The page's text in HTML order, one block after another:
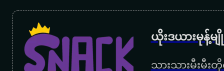
ယိုးဒယားမုန့်
သားသားမီးမီး